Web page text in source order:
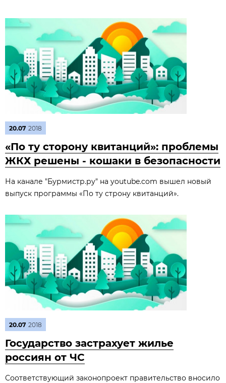
20.07 2018
«По ту сторону квитанций»: проблемы
ЖКХ решены - кошаки в безопасности
На канале "Бурмистр.ру" на youtube.com вышел новый
выпуск программы «По ту строну квитанций».
20.07 2018
Государство застрахует жилье
россиян от ЧС
Соответствующий законопроект правительство вносило